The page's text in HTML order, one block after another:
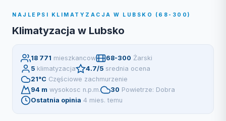
NAJLEPSI KLIMATYZACJA W LUBSKO (68-300)
Klimatyzacja w Lubsko
18 771 mieszkancow 68-300 Żarski
5 klimatyzacja 4.7/5 srednia ocena
21°C Częściowe zachmurzenie
94 m wysokosc n.p.m. 30 Powietrze: Dobra
Ostatnia opinia 4 mies. temu